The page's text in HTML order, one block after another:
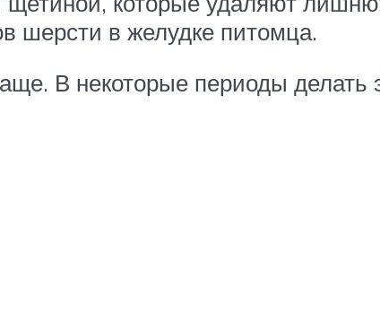
шерсти в желудке питомца.
В некоторые периоды делать